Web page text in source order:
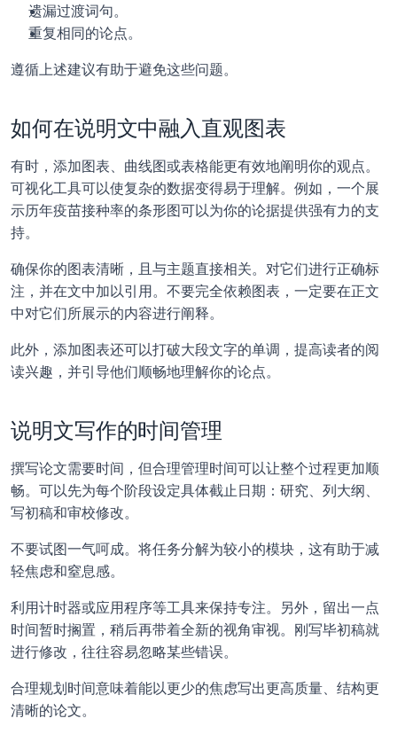
遗漏过渡词句。
重复相同的论点。
遵循上述建议有助于避免这些问题。
如何在说明文中融入直观图表
有时，添加图表、曲线图或表格能更有效地阐明你的观点。
可视化工具可以使复杂的数据变得易于理解。例如，一个展
示历年疫苗接种率的条形图可以为你的论据提供强有力的支
持。
确保你的图表清晰，且与主题直接相关。对它们进行正确标
注，并在文中加以引用。不要完全依赖图表，一定要在正文
中对它们所展示的内容进行阐释。
此外，添加图表还可以打破大段文字的单调，提高读者的阅
读兴趣，并引导他们顺畅地理解你的论点。
说明文写作的时间管理
撰写论文需要时间，但合理管理时间可以让整个过程更加顺
畅。可以先为每个阶段设定具体截止日期：研究、列大纲、
写初稿和审校修改。
不要试图一气呵成。将任务分解为较小的模块，这有助于减
轻焦虑和窒息感。
利用计时器或应用程序等工具来保持专注。另外，留出一点
时间暂时搁置，稍后再带着全新的视角审视。刚写毕初稿就
进行修改，往往容易忽略某些错误。
合理规划时间意味着能以更少的焦虑写出更高质量、结构更
清晰的论文。